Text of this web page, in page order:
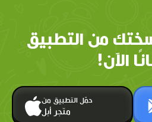
من التطبيق
الآن!
حمّل التطبيق من
متجر أبل